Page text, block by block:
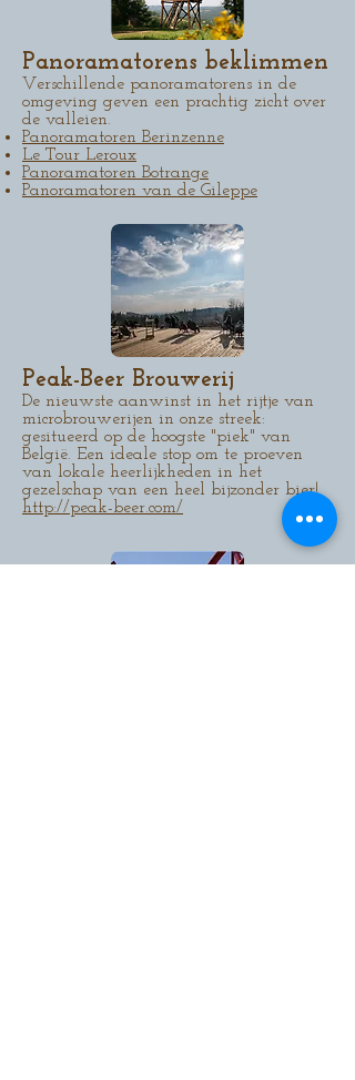
Panoramatorens beklimmen
Verschillende panoramatorens in de
omgeving geven een prachtig zicht over
de valleien.
Panoramatoren Berinzenne
Le Tour Leroux
Panoramatoren Botrange
Panoramatoren van de Gileppe
Peak-Beer Brouwerij
De nieuwste aanwinst in het rijtje van
microbrouwerijen in onze streek:
gesitueerd op de hoogste "piek" van
België. Een ideale stop om te proeven
van lokale heerlijkheden in het
gezelschap van een heel bijzonder bier!
http://peak-beer.com/